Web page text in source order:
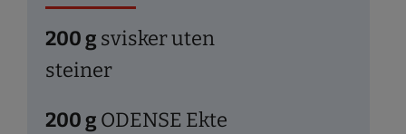
200g svisker uten
steiner
200g ODENSE Ekte